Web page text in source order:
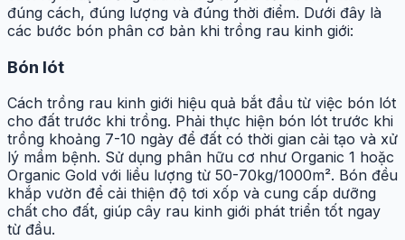
đúng cách, đúng lượng và đúng thời điểm. Dưới đây là
các bước bón phân cơ bản khi trồng rau kinh giới:
Bón lót
Cách trồng rau kinh giới hiệu quả bắt đầu từ việc bón lót
cho đất trước khi trồng. Phải thực hiện bón lót trước khi
trồng khoảng 7-10 ngày để đất có thời gian cải tạo và xử
lý mầm bệnh. Sử dụng phân hữu cơ như Organic 1 hoặc
Organic Gold với liều lượng từ 50-70kg/1000m². Bón đều
khắp vườn để cải thiện độ tơi xốp và cung cấp dưỡng
chất cho đất, giúp cây rau kinh giới phát triển tốt ngay
từ đầu.